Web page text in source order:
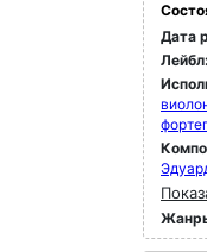
Дата
Лейбл: